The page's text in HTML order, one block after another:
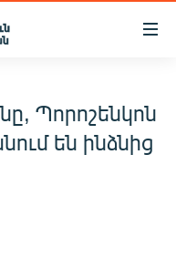
Պորոշենկոն
են ինձնից